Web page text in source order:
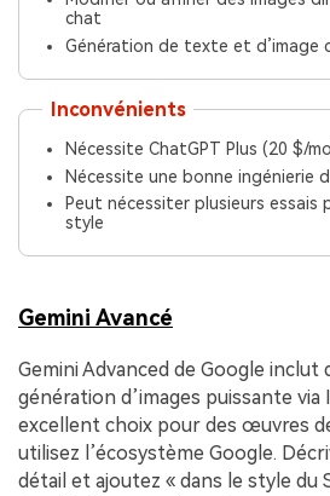
chat
Génération de texte et d’image
Inconvénients
Nécessite ChatGPT Plus (20 $/
Nécessite une bonne ingénierie
Peut nécessiter plusieurs essais
style
Gemini Avancé
Gemini Advanced de Google inclut
génération d’images puissante via
excellent choix pour des œuvres
utilisez l’écosystème Google.
détail et ajoutez « dans le style du